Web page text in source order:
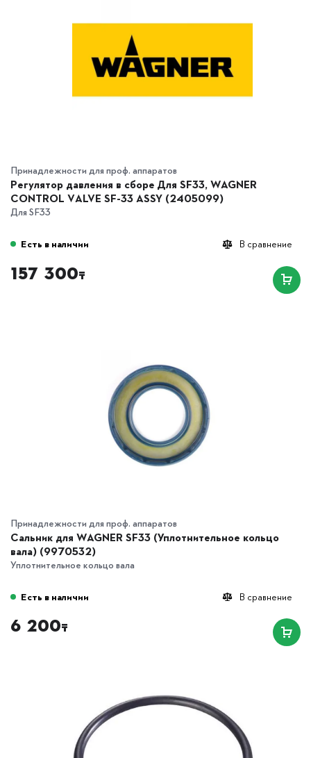
Принадлежности для проф. аппаратов
Регулятор давления в сборе Для SF33, WAGNER
CONTROL VALVE SF-33 ASSY (2405099)
Для SF33
В сравнение
Есть в наличии
157 300₸
Принадлежности для проф. аппаратов
Сальник для WAGNER SF33 (Уплотнительное кольцо
вала) (9970532)
Уплотнительное кольцо вала
В сравнение
Есть в наличии
6 200₸